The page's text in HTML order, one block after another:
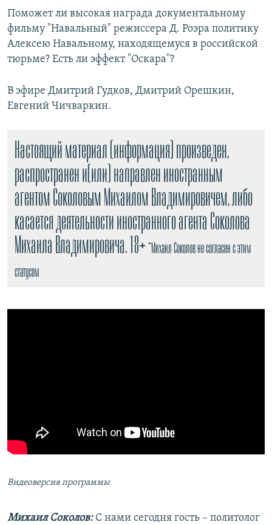
Все сайты РСЕ/РС
Поможет ли высокая награда документальному
фильму "Навальный" режиссера Д. Роэра политику
Алексею Навальному, находящемуся в российской
тюрьме? Есть ли эффект "Оскара"?
В эфире Дмитрий Гудков, Дмитрий Орешкин,
Евгений Чичваркин.
Настоящий материал (информация) произведен,
распространен и(или) направлен иностранным
агентом Соколовым Михаилом Владимировичем, либо
касается деятельности иностранного агента Соколова
Михаила Владимировича. 18+*Михаил Соколов не согласен с этим
статусом
Видеоверсия программы
Михаил Соколов:С нами сегодня гость – политолог